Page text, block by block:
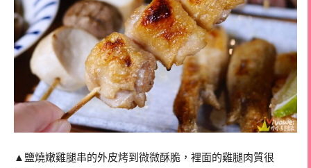
▲鹽燒嫩雞腿串的外皮烤到微微酥脆，裡面的雞腿肉質很